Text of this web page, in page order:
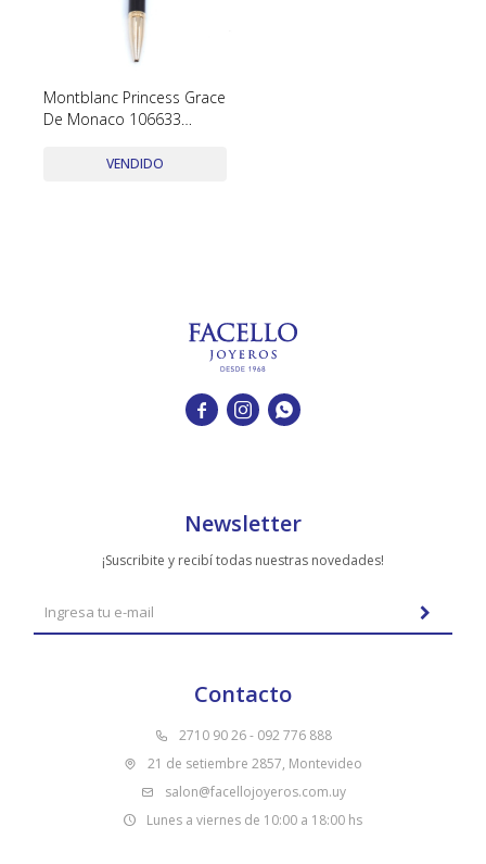
Montblanc Princess Grace
De Monaco 106633
Con Estuche Y Papeles
VENDIDO
  
Contacto
2710 90 26 - 092 776 888
21 de setiembre 2857, Montevideo
salon@facellojoyeros.com.uy
Lunes a viernes de 10:00 a 18:00 hs
Newsletter
¡Suscribite y recibí todas nuestras novedades!